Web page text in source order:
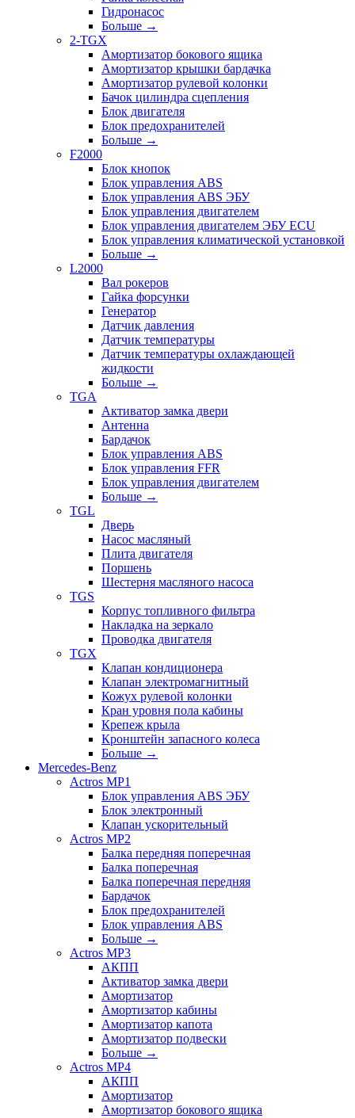
Гидронасос
Больше →
2-TGX
Амортизатор бокового ящика
Амортизатор крышки бардачка
Амортизатор рулевой колонки
Бачок цилиндра сцепления
Блок двигателя
Блок предохранителей
Больше →
F2000
Блок кнопок
Блок управления ABS
Блок управления ABS ЭБУ
Блок управления двигателем
Блок управления двигателем ЭБУ ECU
Блок управления климатической установкой
Больше →
L2000
Вал рокеров
Гайка форсунки
Генератор
Датчик давления
Датчик температуры
Датчик температуры охлаждающей
жидкости
Больше →
TGA
Активатор замка двери
Антенна
Бардачок
Блок управления ABS
Блок управления FFR
Блок управления двигателем
Больше →
TGL
Дверь
Насос масляный
Плита двигателя
Поршень
Шестерня масляного насоса
TGS
Корпус топливного фильтра
Накладка на зеркало
Проводка двигателя
TGX
Клапан кондиционера
Клапан электромагнитный
Кожух рулевой колонки
Кран уровня пола кабины
Крепеж крыла
Кронштейн запасного колеса
Больше →
Mercedes-Benz
Actros MP1
Блок управления ABS ЭБУ
Блок электронный
Клапан ускорительный
Actros MP2
Балка передняя поперечная
Балка поперечная
Балка поперечная передняя
Бардачок
Блок предохранителей
Блок управления ABS
Больше →
Actros MP3
АКПП
Активатор замка двери
Амортизатор
Амортизатор кабины
Амортизатор капота
Амортизатор подвески
Больше →
Actros MP4
АКПП
Амортизатор
Амортизатор бокового ящика